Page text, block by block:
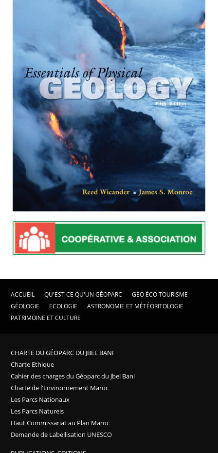
ACCUEIL QU'EST CE QU'UN GÉOPARC
GÉO ÉCO TOURISME
GÉOLOGIE
ECOLOGIE
ASTRONOMIE ET MÉTÉORITOLOGIE
PATRIMOINE ET CULTURE
CHARTE DU GÉOPARC DU JBEL BANI
Charte Ethique
Cahier des charges du Géoparc du Jbel Bani
Charte de l'Environnement Maroc
Les Parcs Nationaux
Les Parcs Naturels
Haut Commissariat au Plan Maroc
Demande de Labellisation UNESCO